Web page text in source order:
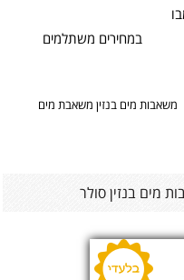
משאבת מים
מים בנזין סולר